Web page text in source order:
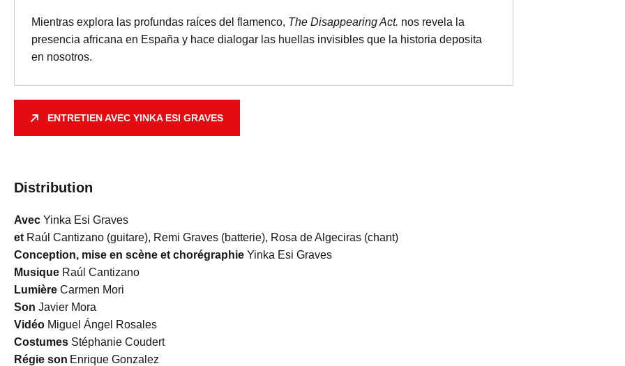
Mientras explora las profundas raíces del flamenco, The Disappearing Act. nos revela la
presencia africana en España y hace dialogar las huellas invisibles que la historia deposita
en nosotros.
ENTRETIEN AVEC YINKA ESI GRAVES
Distribution
AvecYinka Esi Graves
et Raúl Cantizano (guitare), Remi Graves (batterie), Rosa de Algeciras (chant)
Conception, mise en scène et chorégraphie Yinka Esi Graves
Musique Raúl Cantizano
Lumière Carmen Mori
Son Javier Mora
Vidéo Miguel Ángel Rosales
Costumes Stéphanie Coudert
Régie son Enrique Gonzalez